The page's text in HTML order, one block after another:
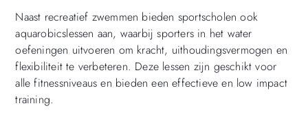
Naast recreatief zwemmen bieden sportscholen ook
aquarobicslessen aan, waarbij sporters in het water
oefeningen uitvoeren om kracht, uithoudingsvermogen en
flexibiliteit te verbeteren. Deze lessen zijn geschikt voor
alle fitnessniveaus en bieden een effectieve en low impact
training.